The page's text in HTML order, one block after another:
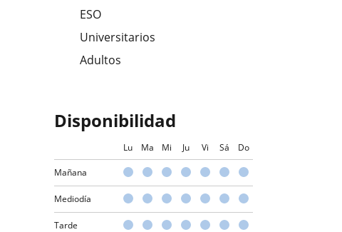
ESO
Universitarios
Adultos
Disponibilidad
Lu Ma Mi Ju Vi Sá Do
Mañana
Mediodía
Tarde